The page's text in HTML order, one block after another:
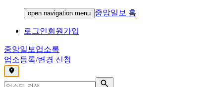
open navigation menu 중앙일보 홈
로그인회원가입
중앙일보 업소록
업소등록/변경 신청
,